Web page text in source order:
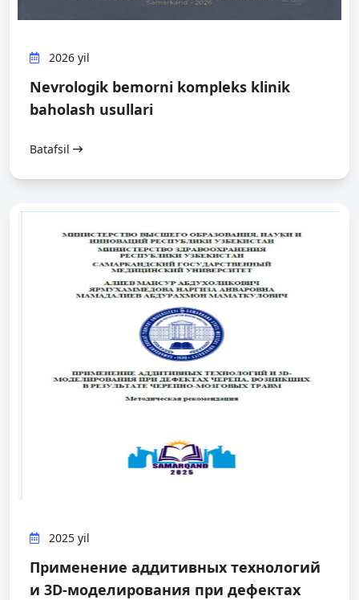
2026 yil
Nevrologik bemorni kompleks klinik
baholash usullari
Batafsil
2025 yil
Применение аддитивных технологий
и 3D-моделирования при дефектах